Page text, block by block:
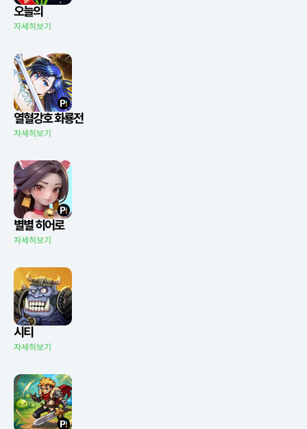
오늘의
자세히보기
열혈강호 화룡전
자세히보기
별별 히어로
자세히보기
시티
자세히보기